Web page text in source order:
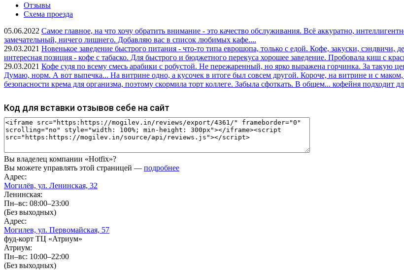
Отзывы
Схема проезда
05.06.2022 Самое главное, на что хочу обратить внимание - это качество обслуживания. Всё аккуратно,
замечательный, ничего лишнего. Добавляю вас в список любимых кафе....
29.03.2021 Новенькое заведение быстрого питания - что-то типа еврошопа, только с едой. Кофе, закуски, сэндвичи,
интересная позиция - кофе с табаско. Для быстрого и бюджетного перекуса хорошее заведение. Пробовала киш с
29.03.2021 Кофе судя по всему смесь арабики с робустой. Не пережаренный, но ярко выражена горчинка. За такую
Думаю, норм. А вот выпечка... На витрине одно, а кусочек в итоге был совсем другой. Короче, на витрине и с
безопасности крема для организма, поэтому скормила торт коллеге. Забыла сфоткать. В общем... кофейня подходит
Код для вставки отзывов себе на сайт
Вы владелец компании «Hotfix»?
Вы можете управлять этой страницей — подробнее
Адрес:
Могилёв, ул. Ленинская, 32
Ленинская:
Пн–вс: 08:00–23:00
(Без выходных)
Адрес:
Могилев, ул. Первомайская, 57
фуд-корт ТЦ «Атриум»
Атриум:
Пн–вс: 10:00–22:00
(Без выходных)